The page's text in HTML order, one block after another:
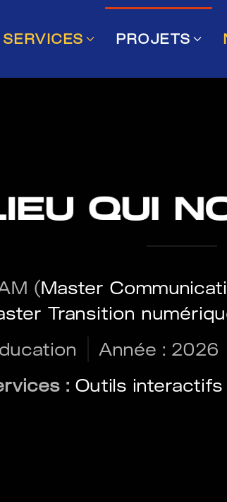
SERVICES PROJETS
QUI
(Master
Transition
Année : 2026
: Outils